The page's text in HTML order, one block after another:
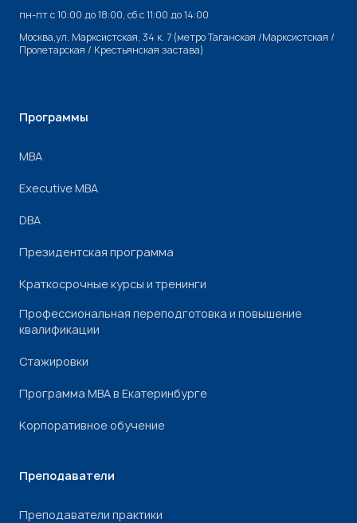
пн-пт с 10:00 до 18:00, cб с 11:00 до 14:00
Москва,ул. Марксистская, 34 к. 7 (метро Таганская /Марксистская /
Пролетарская / Крестьянская застава)
Программы
МВА
Executive MBA
DBA
Президентская программа
Краткосрочные курсы и тренинги
Профессиональная переподготовка и повышение
квалификации
Стажировки
Программа МВА в Екатеринбурге
Корпоративное обучение
Преподаватели
Преподаватели практики